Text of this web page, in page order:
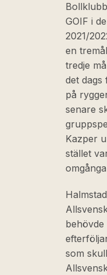
GOIF i
2021/
en
tredje
det
på
senare
Kazper
stället
som